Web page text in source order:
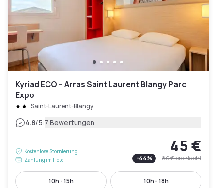
Kyriad ECO – Arras Saint Laurent Blangy Parc
Expo
Saint-Laurent-Blangy
4.8/5|7 Bewertungen
Kostenlose Stornierung
Zahlung im Hotel
45 €
-44% 80 €pro Nacht
10h - 15h 10h - 18h